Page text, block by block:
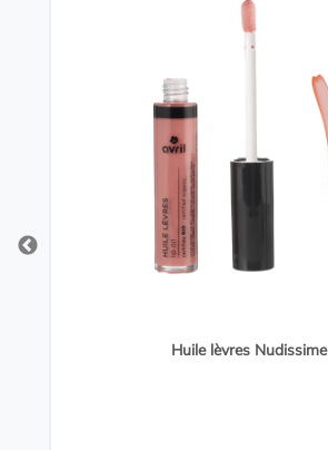
Huile lèvres Nudissime